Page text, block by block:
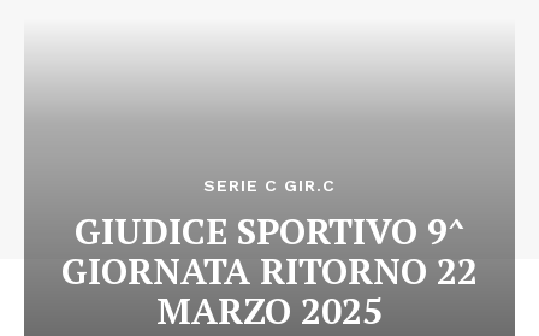
SERIE C GIR.C
GIUDICE SPORTIVO 9^
GIORNATA RITORNO 22
MARZO 2025